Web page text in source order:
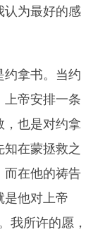
认为最好的感
约拿书。当约
上帝安排一条
，也是对约拿
在蒙拯救之
而在他的祷告
是他对上帝
我所许的愿，